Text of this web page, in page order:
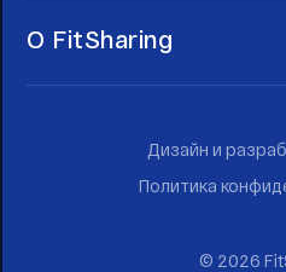
О FitSharing
© 2026
Политика
Дизайн и